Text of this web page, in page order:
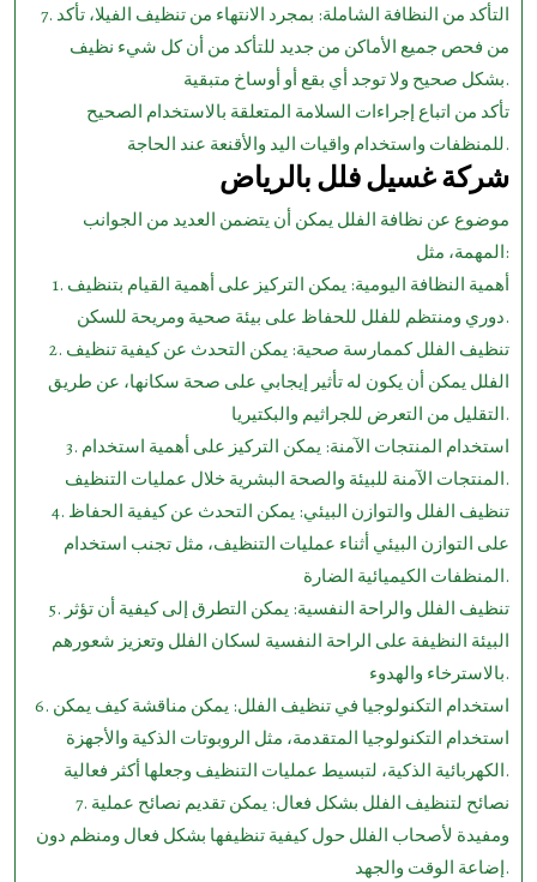
7. التأكد من النظافة الشاملة: بمجرد الانتهاء من تنظيف الفيلا، تأكد
من فحص جميع الأماكن من جديد للتأكد من أن كل شيء نظيف
بشكل صحيح ولا توجد أي بقع أو أوساخ متبقية.
تأكد من اتباع إجراءات السلامة المتعلقة بالاستخدام الصحيح
للمنظفات واستخدام واقيات اليد والأقنعة عند الحاجة.
شركة غسيل فلل بالرياض
موضوع عن نظافة الفلل يمكن أن يتضمن العديد من الجوانب
المهمة، مثل:
1. أهمية النظافة اليومية: يمكن التركيز على أهمية القيام بتنظيف
دوري ومنتظم للفلل للحفاظ على بيئة صحية ومريحة للسكن.
2. تنظيف الفلل كممارسة صحية: يمكن التحدث عن كيفية تنظيف
الفلل يمكن أن يكون له تأثير إيجابي على صحة سكانها، عن طريق
التقليل من التعرض للجراثيم والبكتيريا.
3. استخدام المنتجات الآمنة: يمكن التركيز على أهمية استخدام
المنتجات الآمنة للبيئة والصحة البشرية خلال عمليات التنظيف.
4. تنظيف الفلل والتوازن البيئي: يمكن التحدث عن كيفية الحفاظ
على التوازن البيئي أثناء عمليات التنظيف، مثل تجنب استخدام
المنظفات الكيميائية الضارة.
5. تنظيف الفلل والراحة النفسية: يمكن التطرق إلى كيفية أن تؤثر
البيئة النظيفة على الراحة النفسية لسكان الفلل وتعزيز شعورهم
بالاسترخاء والهدوء.
6. استخدام التكنولوجيا في تنظيف الفلل: يمكن مناقشة كيف يمكن
استخدام التكنولوجيا المتقدمة، مثل الروبوتات الذكية والأجهزة
الكهربائية الذكية، لتبسيط عمليات التنظيف وجعلها أكثر فعالية.
7. نصائح لتنظيف الفلل بشكل فعال: يمكن تقديم نصائح عملية
ومفيدة لأصحاب الفلل حول كيفية تنظيفها بشكل فعال ومنظم دون
إضاعة الوقت والجهد.